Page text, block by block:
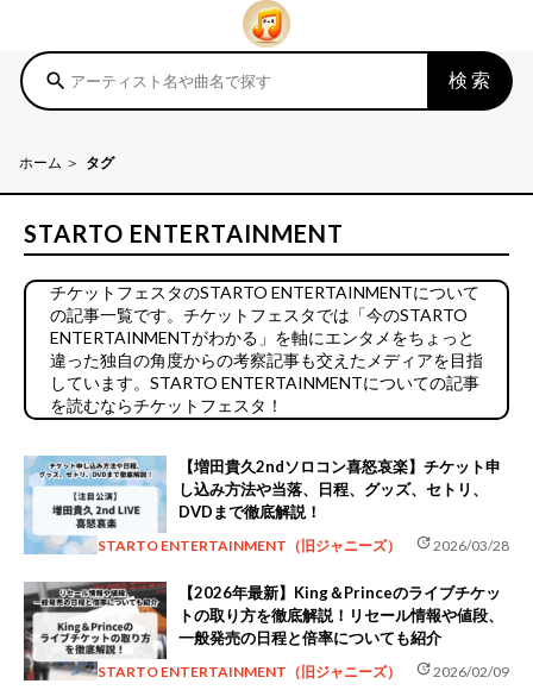
search 検索
ホーム タグ
STARTO ENTERTAINMENT
チケットフェスタのSTARTO ENTERTAINMENTについて
の記事一覧です。チケットフェスタでは「今のSTARTO
ENTERTAINMENTがわかる」を軸にエンタメをちょっと
違った独自の角度からの考察記事も交えたメディアを目指
しています。STARTO ENTERTAINMENTについての記事
を読むならチケットフェスタ！
【増田貴久2ndソロコン喜怒哀楽】チケット申
し込み方法や当落、日程、グッズ、セトリ、
DVDまで徹底解説！
STARTO ENTERTAINMENT（旧ジャニーズ） update2026/03/28
【2026年最新】King＆Princeのライブチケッ
トの取り方を徹底解説！リセール情報や値段、
一般発売の日程と倍率についても紹介
STARTO ENTERTAINMENT（旧ジャニーズ） update2026/02/09